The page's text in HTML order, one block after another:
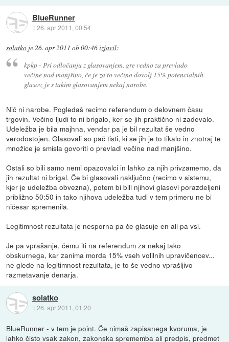
BlueRunner
::26. apr 2011, 00:54
solatko je26. apr 2011 ob 00:46izjavil:
kpkp - Pri odločanju z glasovanjem, gre vedno za prevlado
večine nad manjšino, če je za to večino dovolj 15% potencialnih
glasov, je s takim glasovanjem nekaj narobe.
Nič ni narobe. Pogledaš recimo referendum o delovnem času
trgovin. Večino ljudi to ni brigalo, ker se jih praktično ni zadevalo.
Udeležba je bila majhna, vendar pa je bil rezultat še vedno
verodostojen. Glasovali so pač tisti, ki se jih je to tikalo in znotraj te
množice je smisla govoriti o prevladi večine nad manjšino.
Ostali so bili samo nemi opazovalci in lahko za njih privzamemo, da
jih rezultat ni brigal. Če bi glasovali naključno (recimo v sistemu,
kjer je udeležba obvezna), potem bi bili njihovi glasovi porazdeljeni
približno 50:50 in tako njihova udeležba tudi v tem primeru ne bi
ničesar spremenila.
Legitimnost rezultata je nesporna pa če glasuje en ali pa vsi.
Je pa vprašanje, čemu iti na referendum za nekaj tako
obskurnega, kar zanima morda 15% vseh volilnih upravičencev...
ne glede na legitimnost rezultata, je to še vedno vprašljivo
razmetavanje denarja.
solatko
::26. apr 2011, 01:20
BlueRunner - v tem je point. Če nimaš zapisanega kvoruma, je
lahko čisto vsak zakon, zakonska sprememba ali predpis, predmet